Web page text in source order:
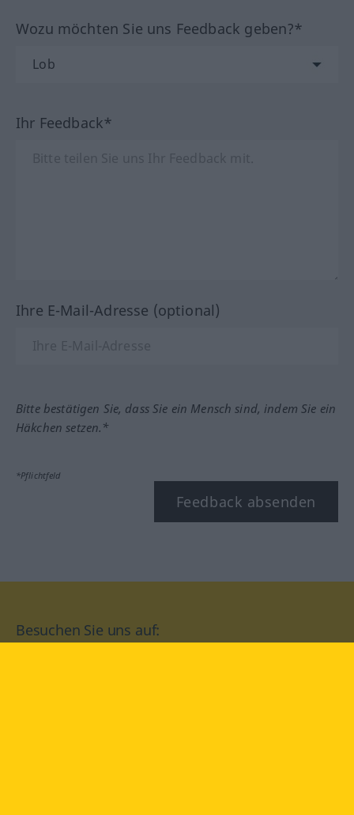
Wozu möchten Sie uns Feedback geben?*
Ihr Feedback*
Ihre E-Mail-Adresse (optional)
Bitte bestätigen Sie, dass Sie ein Mensch sind, indem Sie ein
Häkchen setzen.*
*Pflichtfeld
Feedback absenden
Besuchen Sie uns auf: